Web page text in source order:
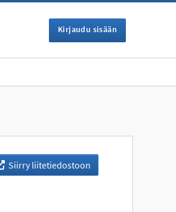
Kirjaudu sisään
Siirry liitetiedostoon